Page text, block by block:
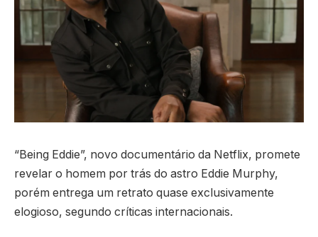
“Being Eddie”, novo documentário da Netflix, promete
revelar o homem por trás do astro Eddie Murphy,
porém entrega um retrato quase exclusivamente
elogioso, segundo críticas internacionais.